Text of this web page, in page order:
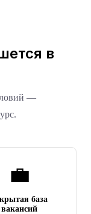
в
—
💼
база
вакансий